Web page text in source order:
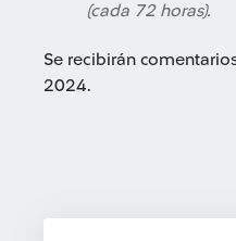
(cada 72 horas).
Se recibirán
2024.